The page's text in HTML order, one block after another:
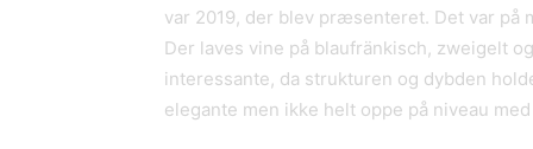
var 2019, der blev præsenteret. Det var på
Der laves vine på blaufränkisch, zweigelt
interessante, da strukturen og dybden
elegante men ikke helt oppe på niveau